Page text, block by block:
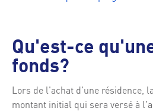
Qu'est-ce
fonds?
Lors de l'achat d'une résidence,
montant initial qui sera versé à